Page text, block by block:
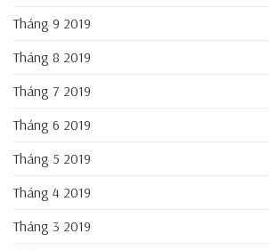
Tháng 9 2019
Tháng 8 2019
Tháng 7 2019
Tháng 6 2019
Tháng 5 2019
Tháng 4 2019
Tháng 3 2019